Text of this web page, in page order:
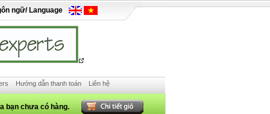
ngữ/ Language
Hướng dẫn thanh toán Liên hệ
bạn chưa có hàng.